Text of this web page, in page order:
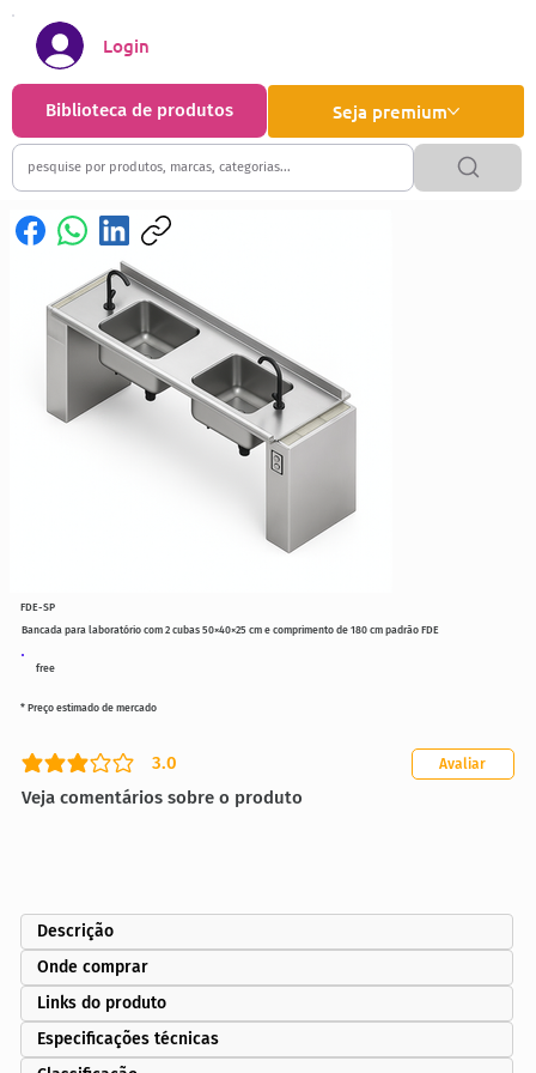
Seja premium
Biblioteca de produtos
Login
free
Bancada para laboratório com 2 cubas 50×40×25 cm e comprimento de 180 cm padrão FDE
3.0
classificação média é 3 de 5
Veja comentários sobre o produto
Avaliar
* Preço estimado de mercado
FDE-SP
Descrição
Onde comprar
Links do produto
Especificações técnicas